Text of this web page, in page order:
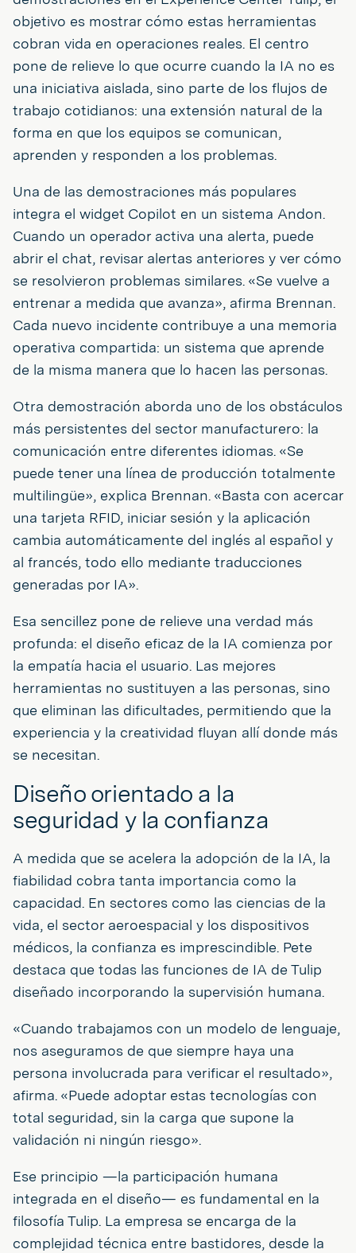
objetivo es mostrar cómo estas herramientas
cobran vida en operaciones reales. El centro
pone de relieve lo que ocurre cuando la IA no es
una iniciativa aislada, sino parte de los flujos de
trabajo cotidianos: una extensión natural de la
forma en que los equipos se comunican,
aprenden y responden a los problemas.
Una de las demostraciones más populares
integra el widget Copilot en un sistema Andon.
Cuando un operador activa una alerta, puede
abrir el chat, revisar alertas anteriores y ver cómo
se resolvieron problemas similares. «Se vuelve a
entrenar a medida que avanza», afirma Brennan.
Cada nuevo incidente contribuye a una memoria
operativa compartida: un sistema que aprende
de la misma manera que lo hacen las personas.
Otra demostración aborda uno de los obstáculos
más persistentes del sector manufacturero: la
comunicación entre diferentes idiomas. «Se
puede tener una línea de producción totalmente
multilingüe», explica Brennan. «Basta con acercar
una tarjeta RFID, iniciar sesión y la aplicación
cambia automáticamente del inglés al español y
al francés, todo ello mediante traducciones
generadas por IA».
Esa sencillez pone de relieve una verdad más
profunda: el diseño eficaz de la IA comienza por
la empatía hacia el usuario. Las mejores
herramientas no sustituyen a las personas, sino
que eliminan las dificultades, permitiendo que la
experiencia y la creatividad fluyan allí donde más
se necesitan.
Diseño orientado a la
seguridad y la confianza
A medida que se acelera la adopción de la IA, la
fiabilidad cobra tanta importancia como la
capacidad. En sectores como las ciencias de la
vida, el sector aeroespacial y los dispositivos
médicos, la confianza es imprescindible. Pete
destaca que todas las funciones de IA de Tulip
diseñado incorporando la supervisión humana.
«Cuando trabajamos con un modelo de lenguaje,
nos aseguramos de que siempre haya una
persona involucrada para verificar el resultado»,
afirma. «Puede adoptar estas tecnologías con
total seguridad, sin la carga que supone la
validación ni ningún riesgo».
Ese principio —la participación humana
integrada en el diseño— es fundamental en la
filosofía Tulip. La empresa se encarga de la
complejidad técnica entre bastidores, desde la